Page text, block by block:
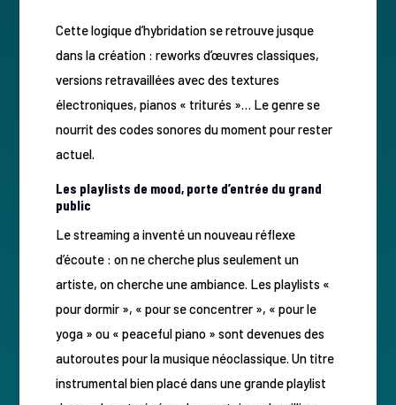
Cette logique d’hybridation se retrouve jusque
dans la création : reworks d’œuvres classiques,
versions retravaillées avec des textures
électroniques, pianos « triturés »… Le genre se
nourrit des codes sonores du moment pour rester
actuel.
Les playlists de mood, porte d’entrée du grand
public
Le streaming a inventé un nouveau réflexe
d’écoute : on ne cherche plus seulement un
artiste, on cherche une ambiance. Les playlists «
pour dormir », « pour se concentrer », « pour le
yoga » ou « peaceful piano » sont devenues des
autoroutes pour la musique néoclassique. Un titre
instrumental bien placé dans une grande playlist